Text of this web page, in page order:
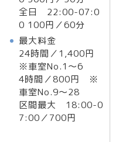
全日 22:00-07:0
0 100円／60分
最大料金
24時間／1,400円
※車室No.1～6
4時間／800円 ※
車室No.9～28
区間最大 18:00-0
7:00／700円